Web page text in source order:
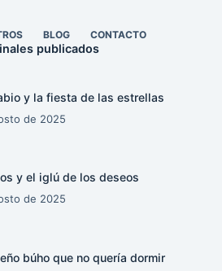
BLOG CONTACTO
publicados
y la fiesta de las estrellas
de 2025
y el iglú de los deseos
de 2025
búho que no quería dormir